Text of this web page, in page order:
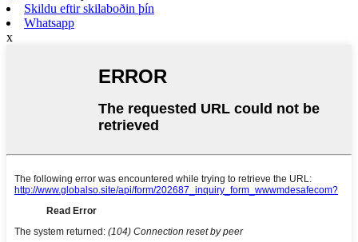
Skildu eftir skilaboðin þín
Whatsapp
x